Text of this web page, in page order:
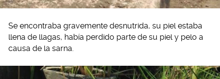
Se encontraba gravemente desnutrida, su piel estaba
llena de llagas, había perdido parte de su piel y pelo a
causa de la sarna.